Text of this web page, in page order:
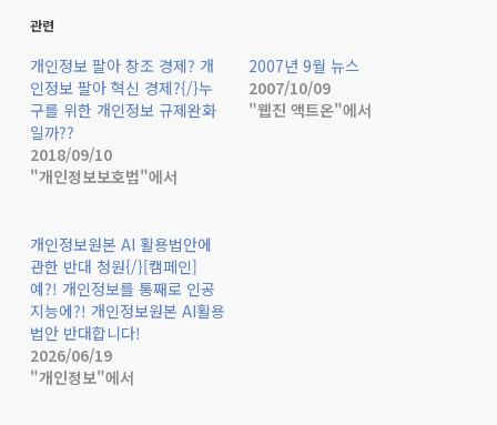
관련
개인정보 팔아 창조 경제? 개
인정보 팔아 혁신 경제?{/}누
구를 위한 개인정보 규제완화
일까??
2018/09/10
"개인정보보호법"에서
2007년 9월 뉴스
2007/10/09
"웹진 액트온"에서
개인정보원본 AI 활용법안에
관한 반대 청원{/}[캠페인]
예?! 개인정보를 통째로 인공
지능에?! 개인정보원본 AI활용
법안 반대합니다!
2026/06/19
"개인정보"에서